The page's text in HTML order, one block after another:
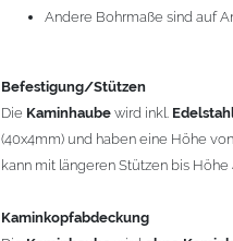
12 Laube, 13 Schwalbe, 14
Die Typen 02 (Bogen), 06
hergestellt (Preis auf Anfrage =
Ab einerKaminlänge
Andere Bohrmaße sind auf
Befestigung/Stützen
Die Kaminhaube wird inkl.
(40x4mm) und haben eine Höhe
kann mit längeren Stützen bis
Kaminkopfabdeckung